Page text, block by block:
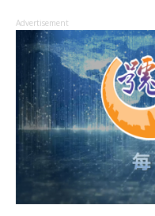
Advertisement